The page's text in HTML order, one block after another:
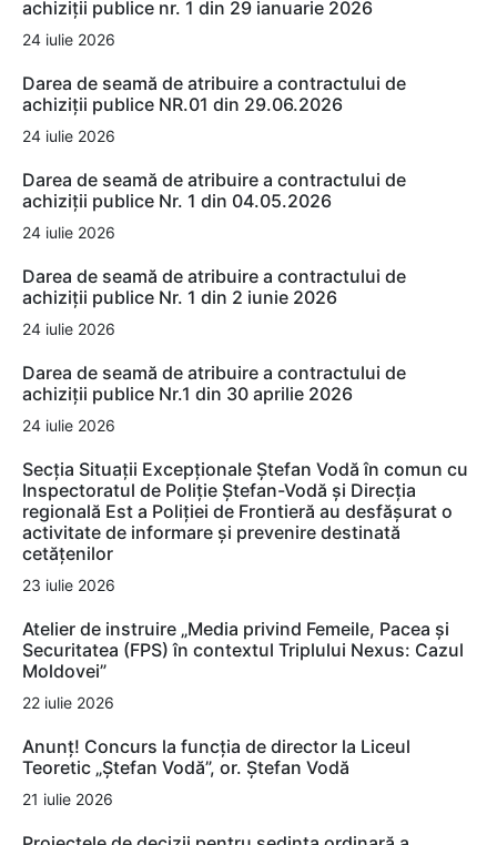
achiziții publice nr. 1 din 29 ianuarie 2026
24 iulie 2026
Darea de seamă de atribuire a contractului de
achiziții publice NR.01 din 29.06.2026
24 iulie 2026
Darea de seamă de atribuire a contractului de
achiziții publice Nr. 1 din 04.05.2026
24 iulie 2026
Darea de seamă de atribuire a contractului de
achiziții publice Nr. 1 din 2 iunie 2026
24 iulie 2026
Darea de seamă de atribuire a contractului de
achiziții publice Nr.1 din 30 aprilie 2026
24 iulie 2026
Secția Situații Excepționale Ștefan Vodă în comun cu
Inspectoratul de Poliție Ștefan-Vodă și Direcția
regională Est a Poliției de Frontieră au desfășurat o
activitate de informare și prevenire destinată
cetățenilor
23 iulie 2026
Atelier de instruire „Media privind Femeile, Pacea și
Securitatea (FPS) în contextul Triplului Nexus: Cazul
Moldovei”
22 iulie 2026
Anunț! Concurs la funcția de director la Liceul
Teoretic „Ștefan Vodă”, or. Ștefan Vodă
21 iulie 2026